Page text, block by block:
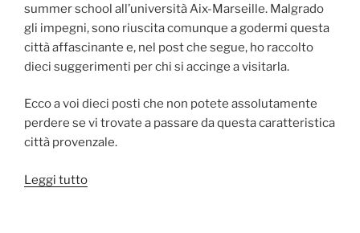
summer school all’università Aix-Marseille. Malgrado
gli impegni, sono riuscita comunque a godermi questa
città affascinante e, nel post che segue, ho raccolto
dieci suggerimenti per chi si accinge a visitarla.
Ecco a voi dieci posti che non potete assolutamente
perdere se vi trovate a passare da questa caratteristica
città provenzale.
Leggi tutto“10